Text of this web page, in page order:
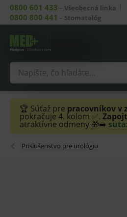
0800 601 433 – Všeobecná linka
0800 800 441 – Stomatológ
🏆 Súťaž pre pracovníkov v
pokračuje 4. kolom ✅.
atraktívne odmeny 🎁➡️
Prislušenstvo pre urológiu